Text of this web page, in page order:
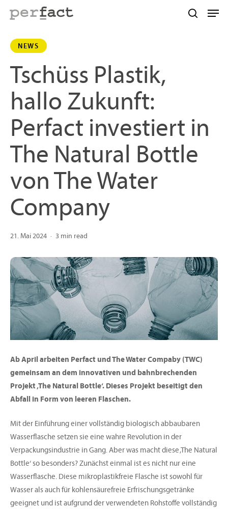
contentNEWS
Tschüss Plastik,
hallo Zukunft:
Perfact investiert in
The Natural Bottle
von The Water
Company
21. Mai 2024 3 min read
Ab April arbeiten Perfact und The Water Compaby (TWC)
gemeinsam an dem innovativen und bahnbrechenden
Projekt ‚The Natural Bottle‘. Dieses Projekt beseitigt den
Abfall in Form von leeren Flaschen.
Mit der Einführung einer vollständig biologisch abbaubaren
Wasserflasche setzen sie eine wahre Revolution in der
Verpackungsindustrie in Gang. Aber was macht diese ‚The Natural
Bottle‘ so besonders? Zunächst einmal ist es nicht nur eine
Wasserflasche. Diese mikroplastikfreie Flasche ist sowohl für
Wasser als auch für kohlensäurefreie Erfrischungsgetränke
geeignet und ist aufgrund der verwendeten Rohstoffe vollständig